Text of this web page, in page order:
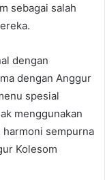
sebagai salah
dengan
dengan Anggur
spesial
menggunakan
sempurna
Kolesom